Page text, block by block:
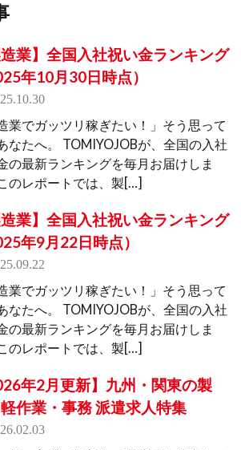
造業】全国入社祝い金ランキング
年10月30日時点）
業でガッツリ稼ぎたい！」そう思って
なたへ。 TOMIYOJOBが、全国の入社
の最新ランキングを毎月お届けしま
のレポートでは、製[…]
造業】全国入社祝い金ランキング
年9月22日時点）
業でガッツリ稼ぎたい！」そう思って
なたへ。 TOMIYOJOBが、全国の入社
の最新ランキングを毎月お届けしま
のレポートでは、製[…]
年2月更新】九州・関東の製
作業・事務 派遣求人特集